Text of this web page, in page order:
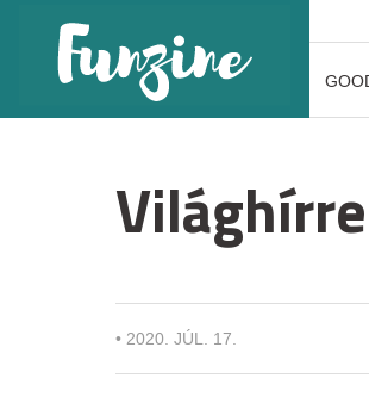
• 2020. JÚL. 17.